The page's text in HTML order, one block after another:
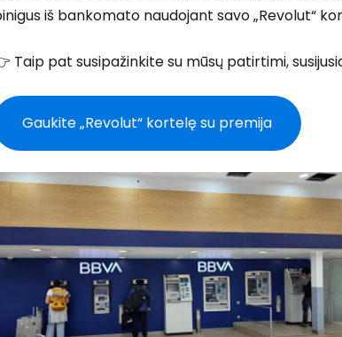
iš bankomato naudojant savo „Revolut“
Taip pat susipažinkite su mūsų patirtimi,
Gaukite „Revolut“ kortelę su premija